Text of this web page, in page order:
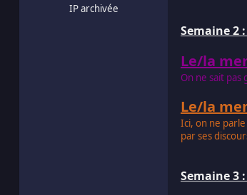
IP archivée
Semaine 2
Le/la
On ne sait
Le/la
Ici, on ne
par ses
Semaine 3